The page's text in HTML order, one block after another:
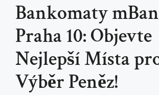
Bankomaty
Praha 10: Objevte
Nejlepší Místa
Výběr Peněz!